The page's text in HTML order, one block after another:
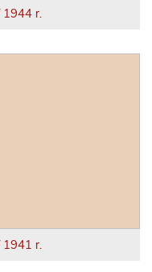
1944 r.
1941 r.